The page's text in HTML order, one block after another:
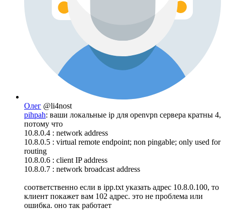
Олег @li4nost
pihpah: ваши локальные ip для openvpn сервера кратны 4,
потому что
10.8.0.4 : network address
10.8.0.5 : virtual remote endpoint; non pingable; only used for
routing
10.8.0.6 : client IP address
10.8.0.7 : network broadcast address
соответственно если в ipp.txt указать адрес 10.8.0.100, то
клиент покажет вам 102 адрес. это не проблема или
ошибка. оно так работает